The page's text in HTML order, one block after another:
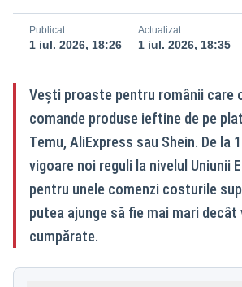
Publicat
1 iul. 2026, 18:26
Actualizat
1 iul. 2026, 18:35
Vești proaste pentru românii care
comande produse ieftine de pe
Temu, AliExpress sau Shein. De la
vigoare noi reguli la nivelul Uniunii
pentru unele comenzi costurile
putea ajunge să fie mai mari
cumpărate.